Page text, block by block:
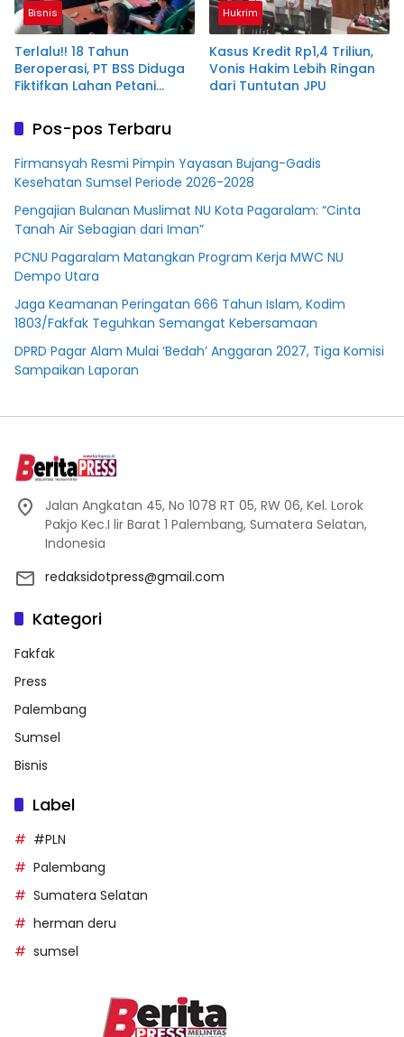
Bisnis
Terlalu!! 18 Tahun
Beroperasi, PT BSS Diduga
Fiktifkan Lahan Petani
Hukrim
Kasus Kredit Rp1,4 Triliun,
Vonis Hakim Lebih Ringan
dari Tuntutan JPU
Pos-pos Terbaru
Firmansyah Resmi Pimpin Yayasan Bujang-Gadis
Kesehatan Sumsel Periode 2026-2028
Pengajian Bulanan Muslimat NU Kota Pagaralam: “Cinta
Tanah Air Sebagian dari Iman”
PCNU Pagaralam Matangkan Program Kerja MWC NU
Dempo Utara
Jaga Keamanan Peringatan 666 Tahun Islam, Kodim
1803/Fakfak Teguhkan Semangat Kebersamaan
DPRD Pagar Alam Mulai ‘Bedah’ Anggaran 2027, Tiga Komisi
Sampaikan Laporan
Jalan Angkatan 45, No 1078 RT 05, RW 06, Kel. Lorok
Pakjo Kec.I lir Barat 1 Palembang, Sumatera Selatan,
Indonesia
redaksidotpress@gmail.com
Kategori
Fakfak
Press
Palembang
Sumsel
Bisnis
Label
#PLN
Palembang
Sumatera Selatan
herman deru
sumsel